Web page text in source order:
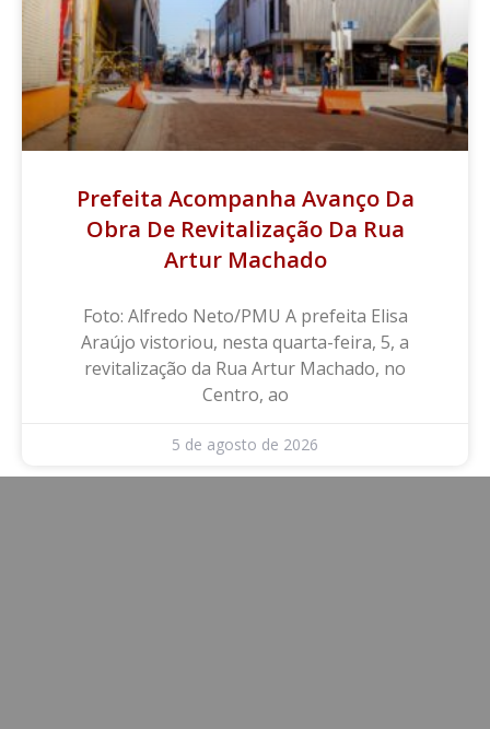
Prefeita Acompanha Avanço Da
Obra De Revitalização Da Rua
Artur Machado
Foto: Alfredo Neto/PMU A prefeita Elisa
Araújo vistoriou, nesta quarta-feira, 5, a
revitalização da Rua Artur Machado, no
Centro, ao
5 de agosto de 2026